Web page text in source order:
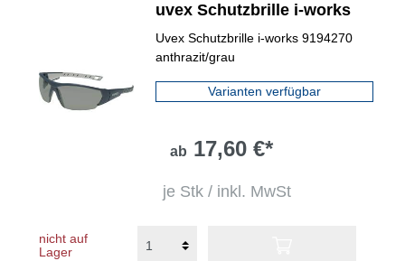
uvex Schutzbrille i-works
Uvex Schutzbrille i-works 9194270
anthrazit/grau
Varianten verfügbar
ab 17,60 €*
je Stk / inkl. MwSt
nicht auf
Lager